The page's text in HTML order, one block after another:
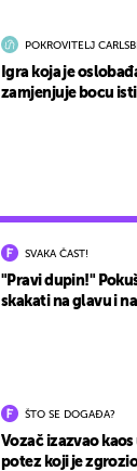
SVAKA ČAST!
"Pravi dupin!"
skakati na glavu i
ŠTO SE DOGAĐA?
Vozač izazvao
potez koji je
POKROVITELJ
Igra koja je
zamjenjuje bocu